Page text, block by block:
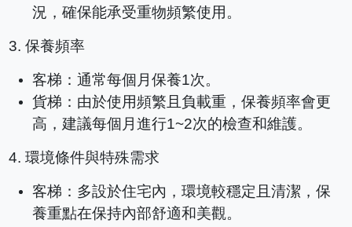
況，確保能承受重物頻繁使用。
3.保養頻率
客梯：通常每個月保養1次。
貨梯：由於使用頻繁且負載重，保養頻率會更
高，建議每個月進行1~2次的檢查和維護。
4.環境條件與特殊需求
客梯：多設於住宅內，環境較穩定且清潔，保
養重點在保持內部舒適和美觀。